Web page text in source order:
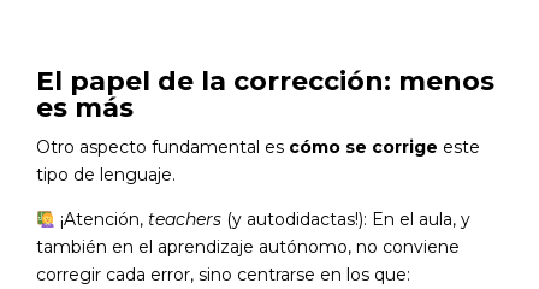
El papel de la corrección: menos
es más
Otro aspecto fundamental es cómo se corrige este
tipo de lenguaje.
¡Atención, teachers (y autodidactas!): En el aula, y
también en el aprendizaje autónomo, no conviene
corregir cada error, sino centrarse en los que: